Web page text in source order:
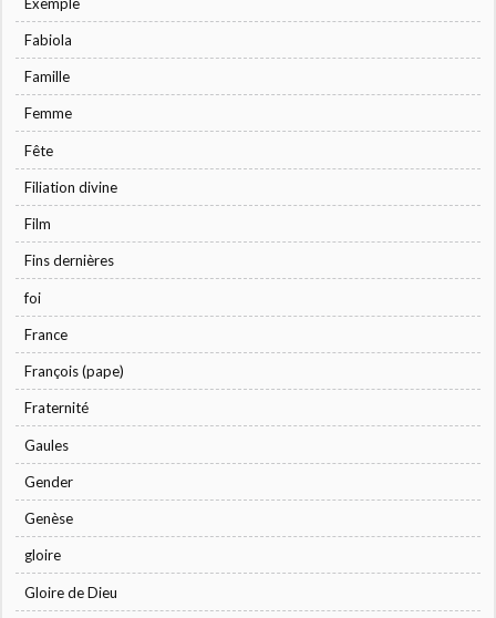
Fabiola
Famille
Femme
Fête
Filiation divine
Film
Fins dernières
foi
France
François (pape)
Fraternité
Gaules
Gender
Genèse
gloire
Gloire de Dieu